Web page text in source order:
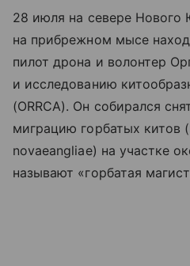
28 июля на севере Нового
на прибрежном мысе
пилот дрона и волонтер
и исследованию
(ORRCA). Он собирался
миграцию горбатых китов
novaeangliae) на участке
называют «горбатая